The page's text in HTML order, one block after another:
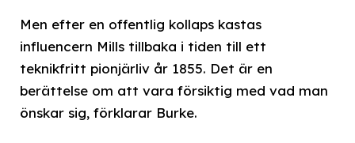
Men efter en offentlig kollaps kastas
influencern Mills tillbaka i tiden till ett
teknikfritt pionjärliv år 1855. Det är en
berättelse om att vara försiktig med vad man
önskar sig, förklarar Burke.